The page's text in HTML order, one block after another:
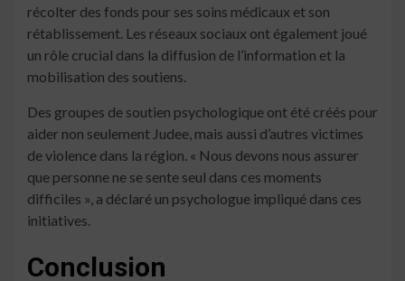
récolter des fonds pour ses soins médicaux et son
rétablissement. Les réseaux sociaux ont également joué
un rôle crucial dans la diffusion de l’information et la
mobilisation des soutiens.
Des groupes de soutien psychologique ont été créés pour
aider non seulement Judee, mais aussi d’autres victimes
de violence dans la région. « Nous devons nous assurer
que personne ne se sente seul dans ces moments
difficiles », a déclaré un psychologue impliqué dans ces
initiatives.
Conclusion